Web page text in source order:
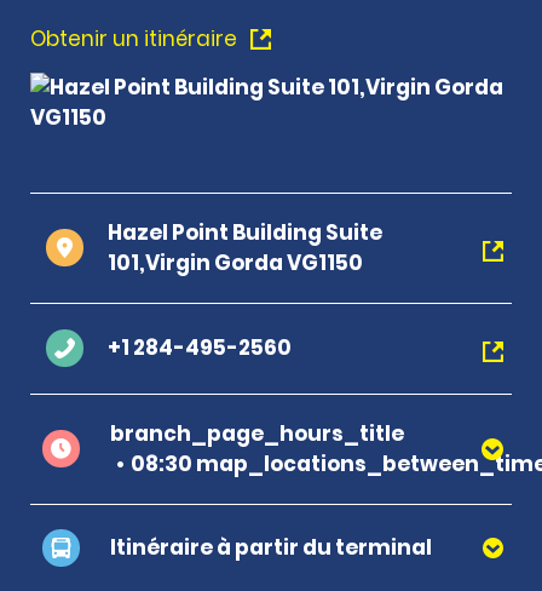
Obtenir un itinéraire
Hazel Point Building Suite
101,Virgin Gorda VG1150
+1 284-495-2560
branch_page_hours_title
08:30 map_locations_between_time
Itinéraire à partir du terminal